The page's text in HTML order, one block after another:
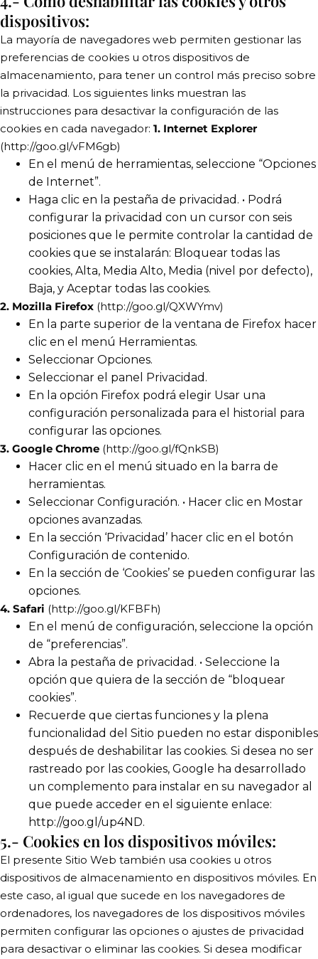
dispositivos:
La mayoría de navegadores web permiten gestionar las
preferencias de cookies u otros dispositivos de
almacenamiento, para tener un control más preciso sobre
la privacidad. Los siguientes links muestran las
instrucciones para desactivar la configuración de las
cookies en cada navegador: 1. Internet Explorer
(http://goo.gl/vFM6gb)
En el menú de herramientas, seleccione “Opciones
de Internet”.
Haga clic en la pestaña de privacidad. • Podrá
configurar la privacidad con un cursor con seis
posiciones que le permite controlar la cantidad de
cookies que se instalarán: Bloquear todas las
cookies, Alta, Media Alto, Media (nivel por defecto),
Baja, y Aceptar todas las cookies.
2. Mozilla Firefox (http://goo.gl/QXWYmv)
En la parte superior de la ventana de Firefox hacer
clic en el menú Herramientas.
Seleccionar Opciones.
Seleccionar el panel Privacidad.
En la opción Firefox podrá elegir Usar una
configuración personalizada para el historial para
configurar las opciones.
3. Google Chrome (http://goo.gl/fQnkSB)
Hacer clic en el menú situado en la barra de
herramientas.
Seleccionar Configuración. • Hacer clic en Mostar
opciones avanzadas.
En la sección ‘Privacidad’ hacer clic en el botón
Configuración de contenido.
En la sección de ‘Cookies’ se pueden configurar las
opciones.
4. Safari (http://goo.gl/KFBFh)
En el menú de configuración, seleccione la opción
de “preferencias”.
Abra la pestaña de privacidad. • Seleccione la
opción que quiera de la sección de “bloquear
cookies”.
Recuerde que ciertas funciones y la plena
funcionalidad del Sitio pueden no estar disponibles
después de deshabilitar las cookies. Si desea no ser
rastreado por las cookies, Google ha desarrollado
un complemento para instalar en su navegador al
que puede acceder en el siguiente enlace:
http://goo.gl/up4ND.
5.- Cookies en los dispositivos móviles:
El presente Sitio Web también usa cookies u otros
dispositivos de almacenamiento en dispositivos móviles. En
este caso, al igual que sucede en los navegadores de
ordenadores, los navegadores de los dispositivos móviles
permiten configurar las opciones o ajustes de privacidad
para desactivar o eliminar las cookies. Si desea modificar